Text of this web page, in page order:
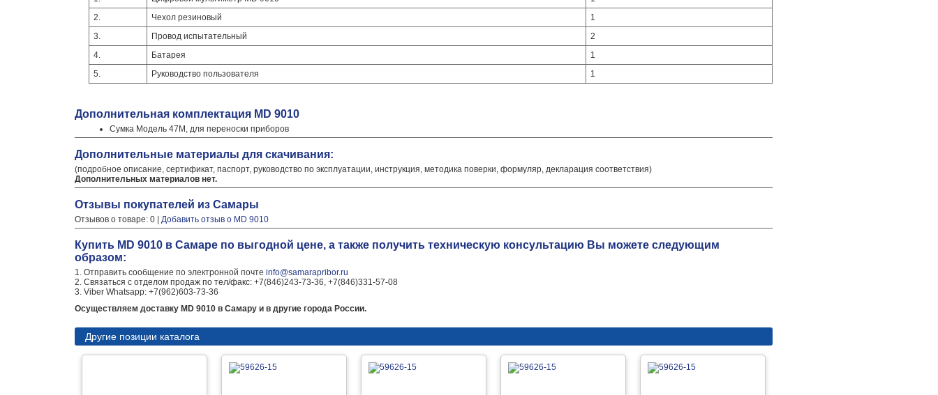
2.
Чехол резиновый
1
3.
Провод испытательный
2
4.
Батарея
1
5.
Руководство пользователя 1
Дополнительная комплектация MD 9010
Сумка Модель 47М, для переноски приборов
Дополнительные материалы для скачивания:
(подробное описание, сертификат, паспорт, руководство по эксплуатации, инструкция, методика поверки, формуляр, декларация соответствия)
Дополнительных материалов нет.
Отзывы покупателей из Самары
Отзывов о товаре: 0 | Добавить отзыв о MD 9010
Купить MD 9010 в Самаре по выгодной цене, а также получить техническую консультацию Вы можете следующим
образом:
1. Отправить сообщение по электронной почте info@samarapribor.ru
2. Связаться с отделом продаж по тел/факс: +7(846)243-73-36, +7(846)331-57-08
3. Viber Whatsapp: +7(962)603-73-36
Осуществляем доставку MD 9010 в Самару и в другие города России.
Другие позиции каталога